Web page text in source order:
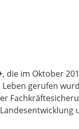
, die im Oktober
gerufen